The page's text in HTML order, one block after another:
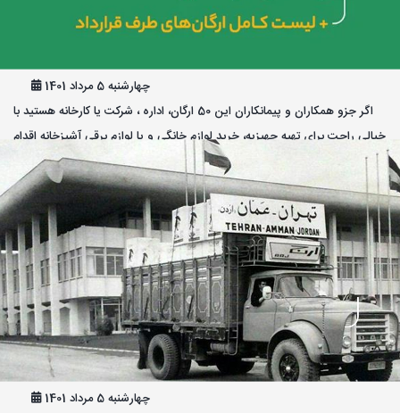
چهارشنبه 5 مرداد 1401
اگر جزو همکاران و پیمانکاران این 50 ارگان، اداره ، شرکت یا کارخانه هستید با
خیالی راحت برای تهیه جهیزیه، خرید لوازم خانگی و یا لوازم برقی آشپزخانه اقدام
کنید و با شرایط و قیمت استثنائی آن را تحویل بگیرید
داستان تلخ و شیرین لوازم‌خانگی ایران
چهارشنبه 5 مرداد 1401